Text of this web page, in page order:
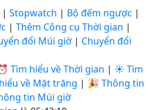
| Stopwatch | Bộ đếm ngược |
| Thêm Công cụ Thời gian |
đổi Múi giờ | Chuyển đổi
Tìm hiểu về Thời gian | ☀️ Tìm
về Mặt trăng | 🎉 Thông tin
tin Múi giờ